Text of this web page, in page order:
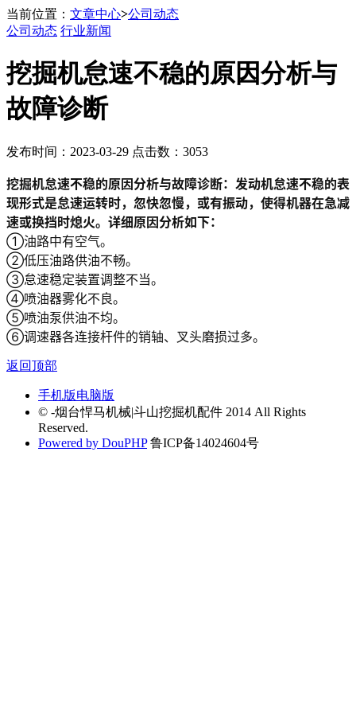
当前位置： 文章中心>公司动态
公司动态 行业新闻
挖掘机怠速不稳的原因分析与
故障诊断
发布时间：2023-03-29 点击数：3053
挖掘机怠速不稳的原因分析与故障诊断：发动机怠速不稳的表
现形式是怠速运转时，忽快忽慢，或有振动，使得机器在急减
速或换挡时熄火。详细原因分析如下：
①油路中有空气。
②低压油路供油不畅。
③怠速稳定装置调整不当。
④喷油器雾化不良。
⑤喷油泵供油不均。
⑥调速器各连接杆件的销轴、叉头磨损过多。
返回顶部
手机版电脑版
© -烟台悍马机械|斗山挖掘机配件 2014 All Rights
Reserved.
Powered by DouPHP鲁ICP备14024604号